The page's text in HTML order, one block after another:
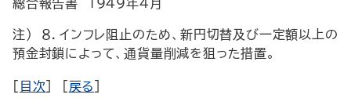
総合報告書 1949年４月
注） ８．インフレ阻止のため、新円切替及び一定額以上の
預金封鎖によって、通貨量削減を狙った措置。
目次 戻る